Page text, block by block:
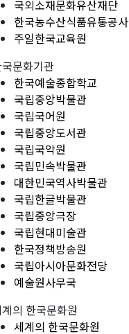
국외소재문화유산재단
한국농수산식품유통공사
주일한국교육원
문화기관
한국예술종합학교
국립중앙박물관
국립국어원
국립중앙도서관
국립국악원
국립민속박물관
대한민국역사박물관
국립한글박물관
국립중앙극장
국립현대미술관
한국정책방송원
국립아시아문화전당
예술원사무국
의 한국문화원
세계의 한국문화원